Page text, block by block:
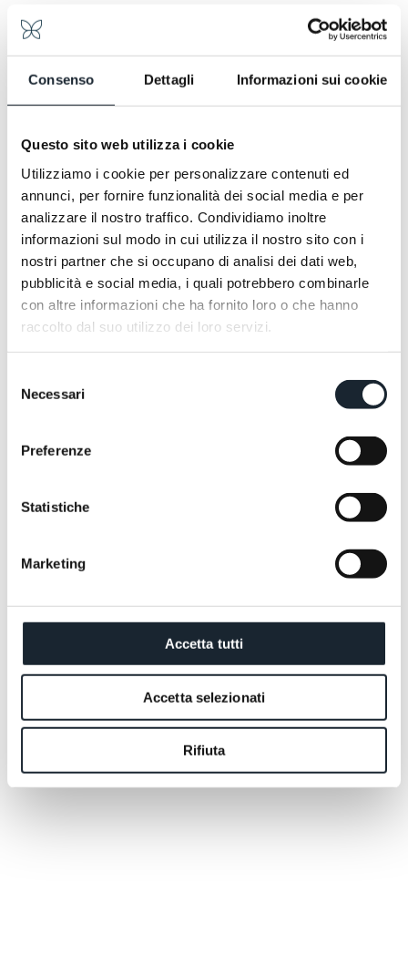
Consenso Dettagli Informazioni sui cookie
Questo sito web utilizza i cookie
Utilizziamo i cookie per personalizzare contenuti ed
annunci, per fornire funzionalità dei social media e per
analizzare il nostro traffico. Condividiamo inoltre
informazioni sul modo in cui utilizza il nostro sito con i
nostri partner che si occupano di analisi dei dati web,
pubblicità e social media, i quali potrebbero combinarle
con altre informazioni che ha fornito loro o che hanno
raccolto dal suo utilizzo dei loro servizi.
delNecessari
Preferenze
Statistiche
Marketing
Accetta tutti
Accetta selezionati
Rifiuta